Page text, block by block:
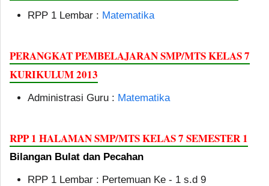
RPP 1 Lembar : Matematika
PERANGKAT PEMBELAJARAN SMP/MTS KELAS 7
KURIKULUM 2013
Administrasi Guru : Matematika
RPP 1 HALAMAN SMP/MTS KELAS 7 SEMESTER 1
Bilangan Bulat dan Pecahan
RPP 1 Lembar : Pertemuan Ke - 1 s.d 9